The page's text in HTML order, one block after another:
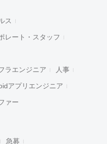
ス
レート・スタッフ
ラエンジニア 人事
アプリエンジニア
ァー
急募